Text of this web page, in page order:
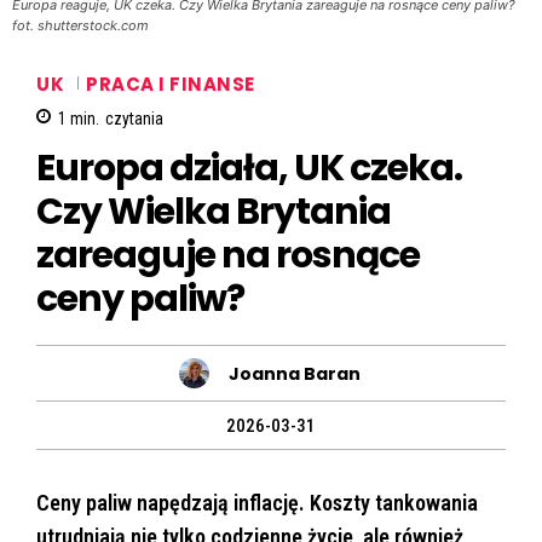
Europa reaguje, UK czeka. Czy Wielka Brytania zareaguje na rosnące ceny paliw?
fot. shutterstock.com
UK PRACA I FINANSE
1 min. czytania
Europa działa, UK czeka.
Czy Wielka Brytania
zareaguje na rosnące
ceny paliw?
Joanna Baran
2026-03-31
Ceny paliw napędzają inflację. Koszty tankowania